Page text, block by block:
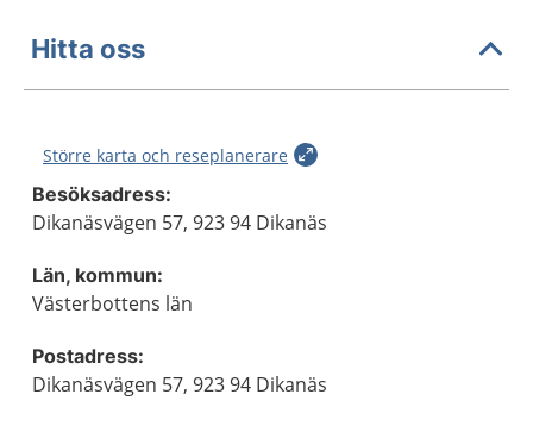
Hitta oss
Större karta och reseplanerare
Besöksadress:
Dikanäsvägen 57, 923 94 Dikanäs
Län, kommun:
Västerbottens län
Postadress:
Dikanäsvägen 57, 923 94 Dikanäs